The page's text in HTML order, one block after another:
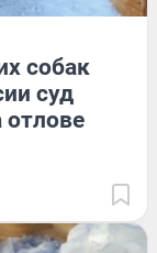
собак
суд
отлове